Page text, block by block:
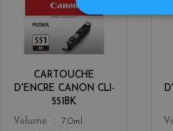
CARTOUCHE
D'ENCRE CANON CLI-
551BK
Color
a
Volume
7.0ml